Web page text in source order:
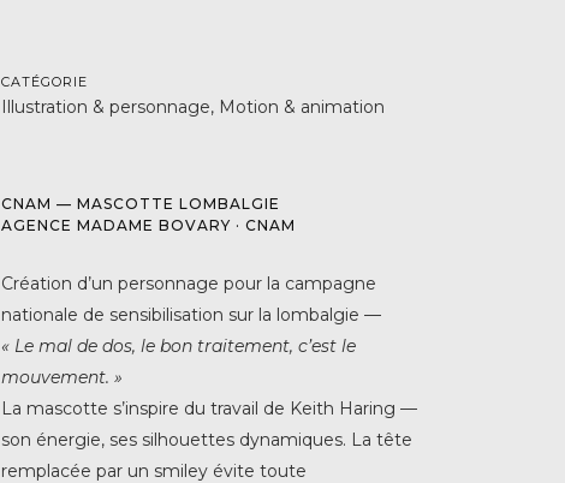
CATÉGORIE
Illustration & personnage, Motion & animation
CNAM — MASCOTTE LOMBALGIE
AGENCE MADAME BOVARY · CNAM
Création d’un personnage pour la campagne
nationale de sensibilisation sur la lombalgie —
« Le mal de dos, le bon traitement, c’est le
mouvement. »
La mascotte s’inspire du travail de Keith Haring —
son énergie, ses silhouettes dynamiques. La tête
remplacée par un smiley évite toute